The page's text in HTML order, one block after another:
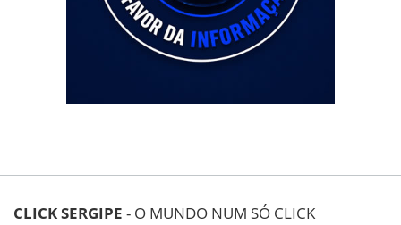
CLICK SERGIPE - O MUNDO NUM SÓ CLICK